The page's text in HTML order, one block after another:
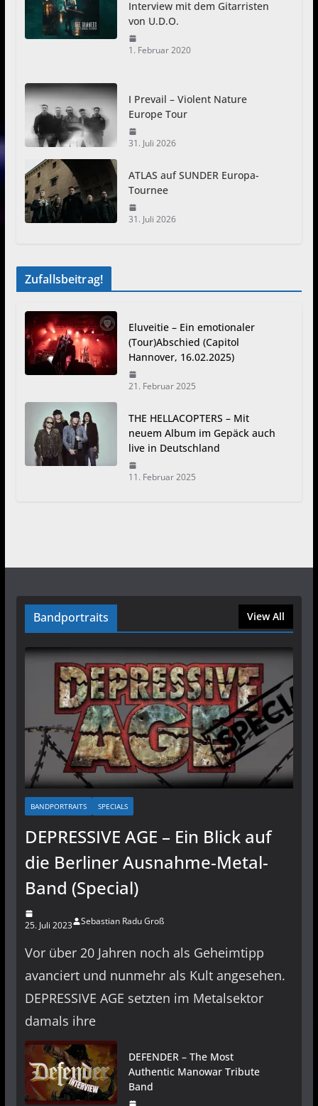
Interview mit dem Gitarristen
von U.D.O.
1. Februar 2020
I Prevail – Violent Nature
Europe Tour
31. Juli 2026
ATLAS auf SUNDER Europa-
Tournee
31. Juli 2026
Zufallsbeitrag!
Eluveitie – Ein emotionaler
(Tour)Abschied (Capitol
Hannover, 16.02.2025)
21. Februar 2025
THE HELLACOPTERS – Mit
neuem Album im Gepäck auch
live in Deutschland
11. Februar 2025
Bandportraits View All
BANDPORTRAITS SPECIALS
DEPRESSIVE AGE – Ein Blick auf
die Berliner Ausnahme-Metal-
Band (Special)
25. Juli 2023 Sebastian Radu Groß
Vor über 20 Jahren noch als Geheimtipp
avanciert und nunmehr als Kult angesehen.
DEPRESSIVE AGE setzten im Metalsektor
damals ihre
DEFENDER – The Most
Authentic Manowar Tribute
Band